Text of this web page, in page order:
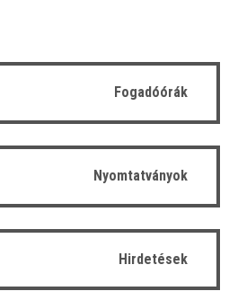
Fogadóórák
Nyomtatványok
Hirdetések